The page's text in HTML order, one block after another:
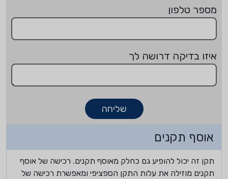
מספר טלפון
איזו בדיקה דרושה לך
שליחה
אוסף תקנים
תקן זה יכול להופיע גם כחלק מאוסף תקנים. רכישה של אוסף
תקנים מוזילה את עלות התקן הספציפי ומאפשרת רכישה של